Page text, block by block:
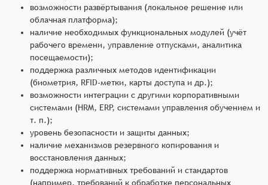
возможности развёртывания (локальное решение или
облачная платформа);
наличие необходимых функциональных модулей (учёт
рабочего времени, управление отпусками, аналитика
посещаемости);
поддержка различных методов идентификации
(биометрия, RFID-метки, карты доступа и др.);
возможности интеграции с другими корпоративными
системами (HRM, ERP, системами управления обучением и
т. п.);
уровень безопасности и защиты данных;
наличие механизмов резервного копирования и
восстановления данных;
поддержка нормативных требований и стандартов
(например, требований к обработке персональных